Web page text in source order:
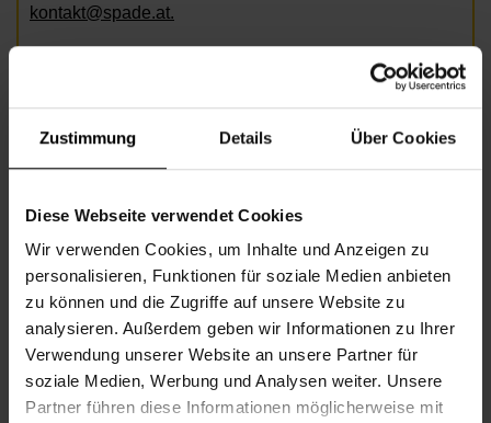
Zustimmung Details Über Cookies
Diese Webseite verwendet Cookies
Wir verwenden Cookies, um Inhalte und Anzeigen zu
personalisieren, Funktionen für soziale Medien anbieten
zu können und die Zugriffe auf unsere Website zu
analysieren. Außerdem geben wir Informationen zu Ihrer
Verwendung unserer Website an unsere Partner für
soziale Medien, Werbung und Analysen weiter. Unsere
Partner führen diese Informationen möglicherweise mit
kontakt@spade.at.
20.30
Veranstalter Nachbarschaftszentrum 12
NACHBARSCHAFTSZENTRUM 12